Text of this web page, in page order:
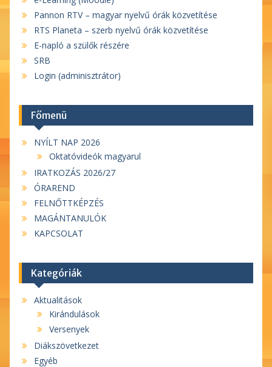
Pannon RTV – magyar nyelvű órák közvetítése
RTS Planeta – szerb nyelvű órák közvetítése
E-napló a szülők részére
SRB
Login (adminisztrátor)
Főmenü
NYÍLT NAP 2026
Oktatóvideók magyarul
IRATKOZÁS 2026/27
ÓRAREND
FELNŐTTKÉPZÉS
MAGÁNTANULÓK
KAPCSOLAT
Kategóriák
Aktualitások
Kirándulások
Versenyek
Diákszövetkezet
Egyéb